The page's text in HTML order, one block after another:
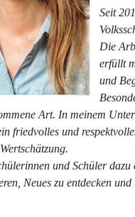
Seit
Die
erfüllt
und
Art. In meinem
friedvolles und
und Schüler dazu
Neues zu entdecken